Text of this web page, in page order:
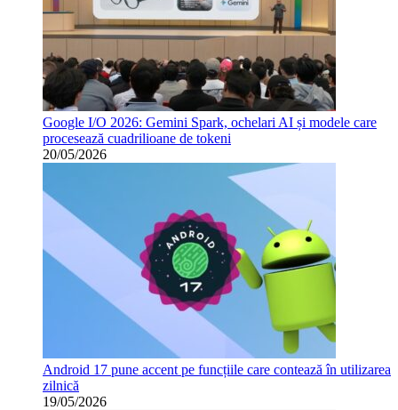
Google I/O 2026: Gemini Spark, ochelari AI și modele care
procesează cuadrilioane de tokeni
20/05/2026
Android 17 pune accent pe funcțiile care contează în utilizarea
zilnică
19/05/2026